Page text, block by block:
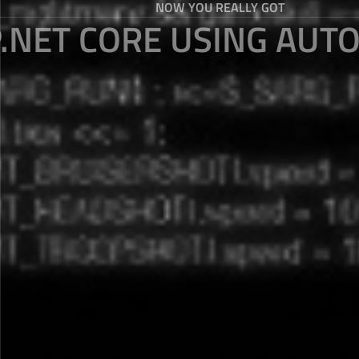
NOW YOU REALLY GOT
CORE USING